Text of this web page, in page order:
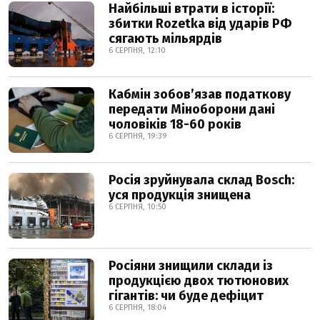
Найбільші втрати в історії:
збитки Rozetka від ударів РФ
сягають мільярдів
6 СЕРПНЯ, 12:10
Кабмін зобовʼязав податкову
передати Міноборони дані
чоловіків 18-60 років
6 СЕРПНЯ, 19:39
Росія зруйнувала склад Bosch:
уся продукція знищена
6 СЕРПНЯ, 10:50
Росіяни знищили склади із
продукцією двох тютюнових
гігантів: чи буде дефіцит
6 СЕРПНЯ, 18:04